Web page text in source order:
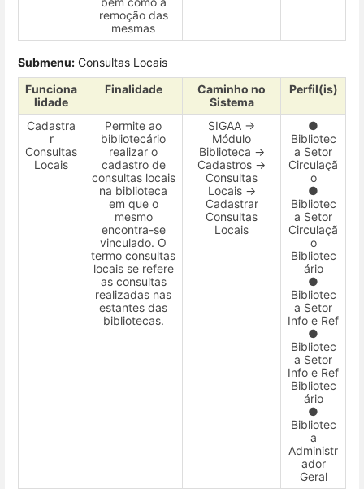
remoção das
mesmas
Submenu: Consultas Locais
Funciona
lidade
Finalidade
Caminho no
Sistema
Perfil(is)
Cadastra
r
Consultas
Locais
Permite ao
bibliotecário
realizar o
cadastro de
consultas locais
na biblioteca
em que o
mesmo
encontra-se
vinculado. O
termo consultas
locais se refere
as consultas
realizadas nas
estantes das
bibliotecas.
SIGAA →
Módulo
Biblioteca →
Cadastros →
Consultas
Locais →
Cadastrar
Consultas
Locais
●
Bibliotec
a Setor
Circulaçã
o
●
Bibliotec
a Setor
Circulaçã
o
Bibliotec
ário
●
Bibliotec
a Setor
Info e Ref
●
Bibliotec
a Setor
Info e Ref
Bibliotec
ário
●
Bibliotec
a
Administr
ador
Geral